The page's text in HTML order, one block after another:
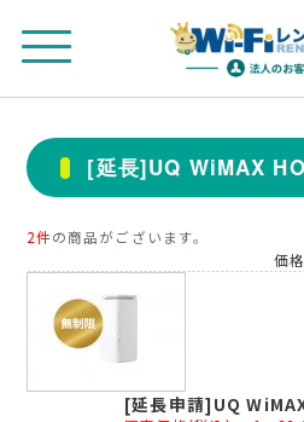
法人のお客さま
個人の方(クレジッ
レンタル
[延長]UQ WiMAX
2件の商品がございます。
価
[延長申請]UQ